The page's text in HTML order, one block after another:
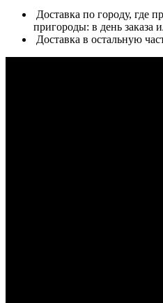
Доставка по городу, где
пригороды: в день заказа
Доставка в остальную